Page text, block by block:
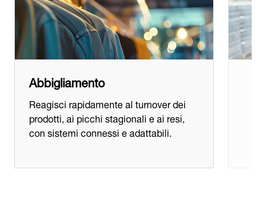
Abbigliamento
Reagisci rapidamente al turnover dei
prodotti, ai picchi stagionali e ai resi,
con sistemi connessi e adattabili.